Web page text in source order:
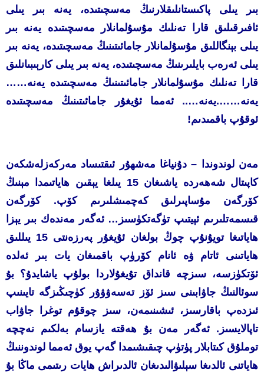
بىر يىلى پاكىستانلىقلارنىڭ مەسچىتىدە، يەنە بىر يىلى
ئافىرقىلىق قارا تەنلىك مۇسۇلمانلار مەسچىتىدە يەنە بىر
يىلى بېنگاللىق مۇسۇلمانلار جامائىتىنىڭ مەسچىتىدە، يەنە بىر
يىلى ئەرەب بايلىرىنىڭ مەسچىتىدە، يەنە بىر يىلى كارېىبىانلىق
قارا تەنلىك مۇسۇلمانلار جامائىتىنىڭ مەسچىتىدە يەنە……
يەنە…….يەنە….. ئەمما ئۇيغۇر جامائىتىنىڭ مەسچىتىدە
ئوقۇپ باقمىدىم!
مەن لوندوندا – دۇنياغا مەشھۇر ئىقتىساد مەركەزلەشكەن
كاپىتال شەھەردە ياشىغان 15 يىلغا يېقىن ھاياتىمدا مېنىڭ
كۆرگەن مۇساپىرلىق كەچمىشلىرىم كۆپ. كۆرگەن
قىسمەتلىرىم ئېيتىپ تۈگەتكۈسىز… ئەگەر مەندەك بىر يېزا
ھاياتىغا تويۇنۇپ چوڭ بولغان ئۇيغۇر پەرزەنتى 15 يىللىق
ھاياتىنى ئاتام ۋە ئانام كۆرۈپ باقمىغان يات بىر ئەلدە
ئۆتكۈزسە، سىزچە قانداق تۇيغۇلاردا بولۇپ ياشايدۇ؟ بۇ
سوئالنىڭ جاۋابىنى سىز ئۆز تەسەۋۋۇر كۈچىڭىزگە تايىنىپ
ئىزدەپ باقارسىز، ئىشىنىمەن، سىز چوقۇم توغرا جاۋاب
تاپالايسىز. ئەگەر مەن بۇ ھەقتە يازسام بەلكىم نەچچە
توملۇق كىتابلار پۈتۈپ چىقىشىمدا گەپ يوق ئەمما لوندوننىڭ
ھاياتنى ئالدىغا سېلىۋالىدىغان ئالدىراش ھايات رىتىمى ماڭا بۇ